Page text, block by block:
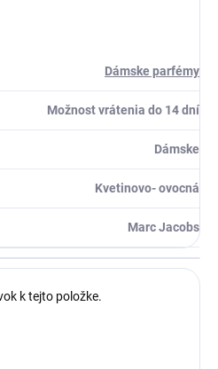
Dámske parfémy
Možnost vrátenia do 14 dní
Dámske
Kvetinovo- ovocná
Marc Jacobs
k tejto položke.